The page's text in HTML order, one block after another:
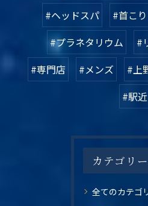
#ヘッドスパ
#首こり
#プラネタリウム
#
#専門店
#メンズ #上
#駅近
カテゴリー
全てのカテゴ